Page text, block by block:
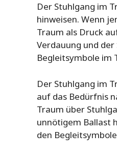
Der Stuhlgang im
hinweisen. Wenn
Traum als Druck
Verdauung und
Begleitsymbole im
Der Stuhlgang im
auf das Bedürfnis
Traum über
unnötigem Ballast
den